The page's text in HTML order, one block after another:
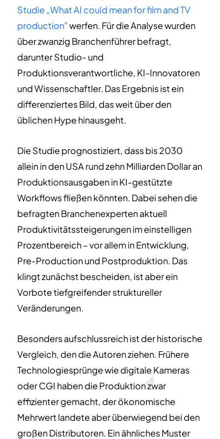
Studie „What AI could mean for film and TV
production"werfen. Für die Analyse wurden
über zwanzig Branchenführer befragt,
darunter Studio- und
Produktionsverantwortliche, KI-Innovatoren
und Wissenschaftler. Das Ergebnis ist ein
differenziertes Bild, das weit über den
üblichen Hype hinausgeht.
Die Studie prognostiziert, dass bis 2030
allein in den USA rund zehn Milliarden Dollar an
Produktionsausgaben in KI-gestützte
Workflows fließen könnten. Dabei sehen die
befragten Branchenexperten aktuell
Produktivitätssteigerungen im einstelligen
Prozentbereich – vor allem in Entwicklung,
Pre-Production und Postproduktion. Das
klingt zunächst bescheiden, ist aber ein
Vorbote tiefgreifender struktureller
Veränderungen.
Besonders aufschlussreich ist der historische
Vergleich, den die Autoren ziehen. Frühere
Technologiesprünge wie digitale Kameras
oder CGI haben die Produktion zwar
effizienter gemacht, der ökonomische
Mehrwert landete aber überwiegend bei den
großen Distributoren. Ein ähnliches Muster